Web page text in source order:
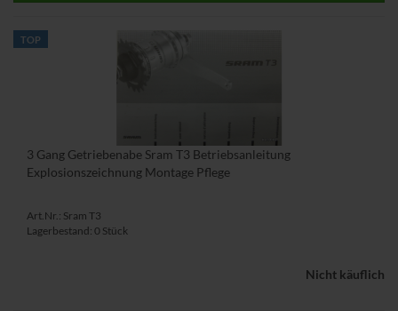
TOP
3 Gang Getriebenabe Sram T3 Betriebsanleitung
Explosionszeichnung Montage Pflege
Art.Nr.: Sram T3
Lagerbestand: 0 Stück
Nicht käuflich